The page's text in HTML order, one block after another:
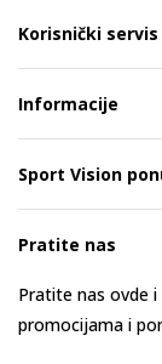
Korisnički servis
Informacije
Sport Vision
Pratite nas
Pratite nas ovde
promocijama i